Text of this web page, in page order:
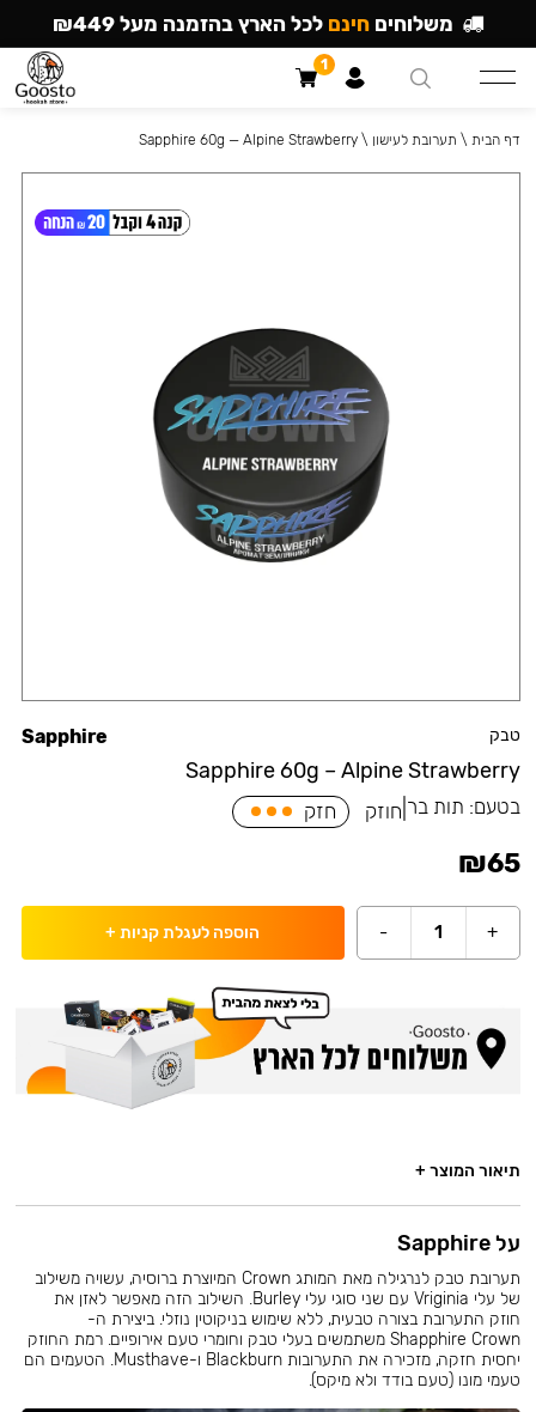
טבק
Sapphire 60g – Alpine Strawberry
Sapphire
בטעם: תות בר חוזק חזק
₪65
+
1
- הוספה לעגלת קניות +
דף הבית \ תערובת לעישון \
Sapphire 60g — Alpine Strawberry
תיאור המוצר +
על Sapphire
תערובת טבק לנרגילה מאת המותג Crown המיוצרת ברוסיה, עשויה משילוב
של עלי Vriginia עם שני סוגי עלי Burley. השילוב הזה מאפשר לאזן את
חוזק התערובת בצורה טבעית, ללא שימוש בניקוטין נוזלי. ביצירת ה-
Shapphire Crown משתמשים בעלי טבק וחומרי טעם אירופיים. רמת החוזק
יחסית חזקה, מזכירה את התערובות Blackburn ו-Musthave. הטעמים הם
טעמי מונו (טעם בודד ולא מיקס).
משלוחים חינם לכל הארץ בהזמנה מעל ₪449
1